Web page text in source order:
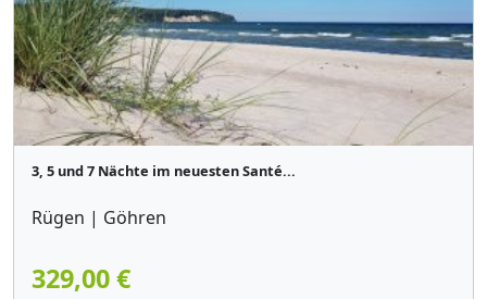
3, 5 und 7 Nächte im neuesten Santé...
Rügen | Göhren
329,00 €